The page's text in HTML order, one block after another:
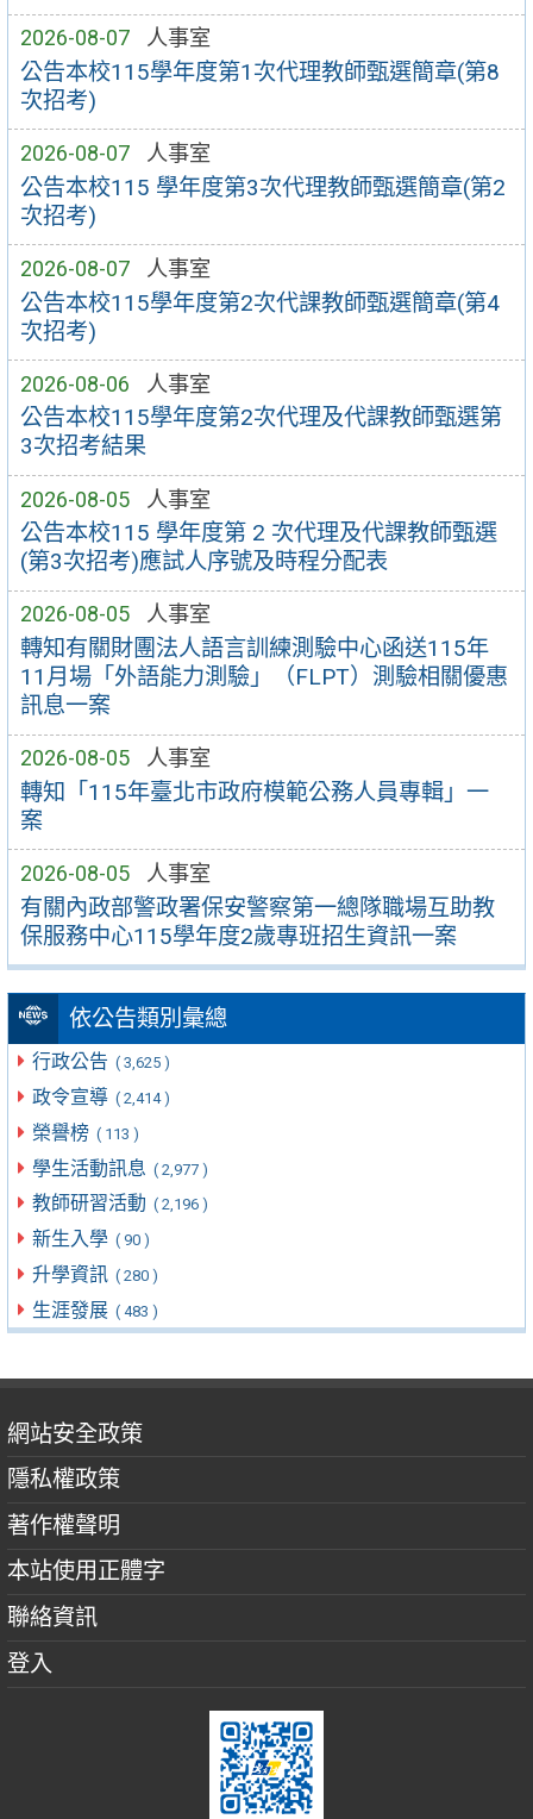
2026-08-07 人事室
公告本校115學年度第1次代理教師甄選簡章(第8
次招考)
2026-08-07 人事室
公告本校115 學年度第3次代理教師甄選簡章(第2
次招考)
2026-08-07 人事室
公告本校115學年度第2次代課教師甄選簡章(第4
次招考)
2026-08-06 人事室
公告本校115學年度第2次代理及代課教師甄選第
3次招考結果
2026-08-05 人事室
公告本校115 學年度第 2 次代理及代課教師甄選
(第3次招考)應試人序號及時程分配表
2026-08-05 人事室
轉知有關財團法人語言訓練測驗中心函送115年
11月場「外語能力測驗」（FLPT）測驗相關優惠
訊息一案
2026-08-05 人事室
轉知「115年臺北市政府模範公務人員專輯」一
案
2026-08-05 人事室
有關內政部警政署保安警察第一總隊職場互助教
保服務中心115學年度2歲專班招生資訊一案
依公告類別彙總
行政公告 ( 3,625 )
政令宣導 ( 2,414 )
榮譽榜 ( 113 )
學生活動訊息 ( 2,977 )
教師研習活動 ( 2,196 )
新生入學 ( 90 )
升學資訊 ( 280 )
生涯發展 ( 483 )
網站安全政策
隱私權政策
著作權聲明
本站使用正體字
聯絡資訊
登入